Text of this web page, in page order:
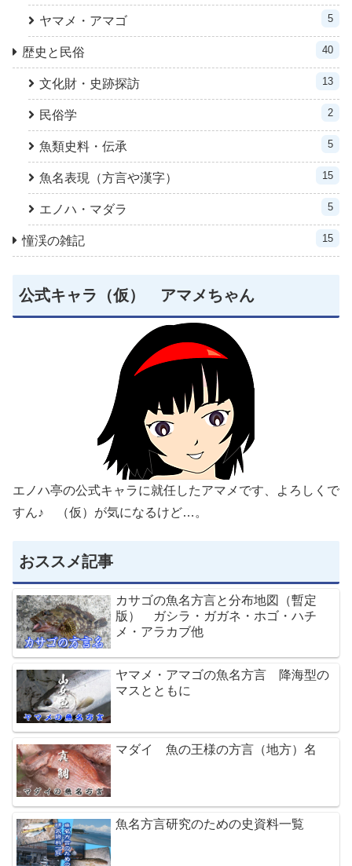
ヤマメ・アマゴ 5
歴史と民俗 40
文化財・史跡探訪 13
民俗学 2
魚類史料・伝承 5
魚名表現（方言や漢字） 15
エノハ・マダラ 5
憧渓の雑記 15
公式キャラ（仮） アマメちゃん
エノハ亭の公式キャラに就任したアマメです、よろしくで
すん♪ （仮）が気になるけど…。
おススメ記事
カサゴの魚名方言と分布地図（暫定
版） ガシラ・ガガネ・ホゴ・ハチ
メ・アラカブ他
ヤマメ・アマゴの魚名方言 降海型の
マスとともに
マダイ 魚の王様の方言（地方）名
魚名方言研究のための史資料一覧